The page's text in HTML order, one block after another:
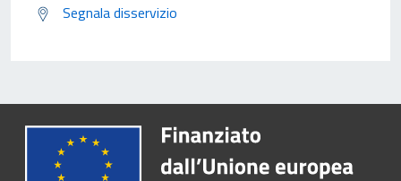
Segnala disservizio